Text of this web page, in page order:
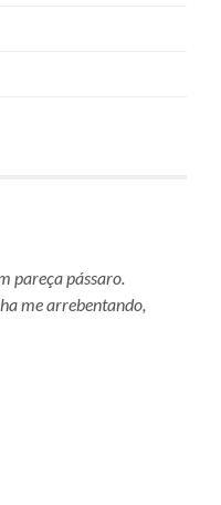
pareça pássaro.
me arrebentando,